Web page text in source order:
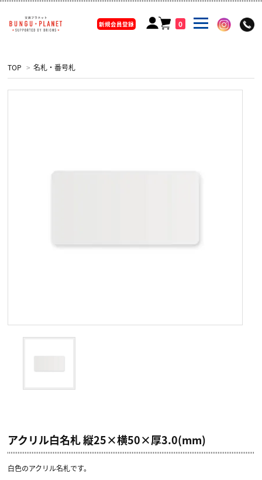
0
新規会員登録
TOP > 名札・番号札
アクリル白名札 縦25×横50×厚3.0(mm)
白色のアクリル名札です。